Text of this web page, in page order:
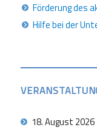
Förderung des
Hilfe bei der
18. August 2026